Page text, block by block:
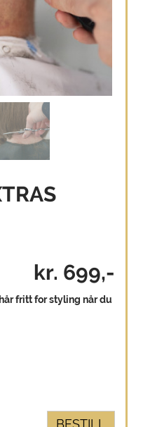
kr. 699,-
fritt for styling når du
BESTILL